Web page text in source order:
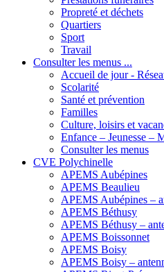
Propreté et déchets
Quartiers
Sport
Travail
Consulter les menus ...
Accueil de jour -
Scolarité
Santé et prévention
Familles
Culture, loisirs et
Enfance – Jeunesse –
Consulter les menus
CVE Polychinelle
APEMS Aubépines
APEMS Beaulieu
APEMS Aubépines –
APEMS Béthusy
APEMS Béthusy –
APEMS Boissonnet
APEMS Boisy
APEMS Boisy –